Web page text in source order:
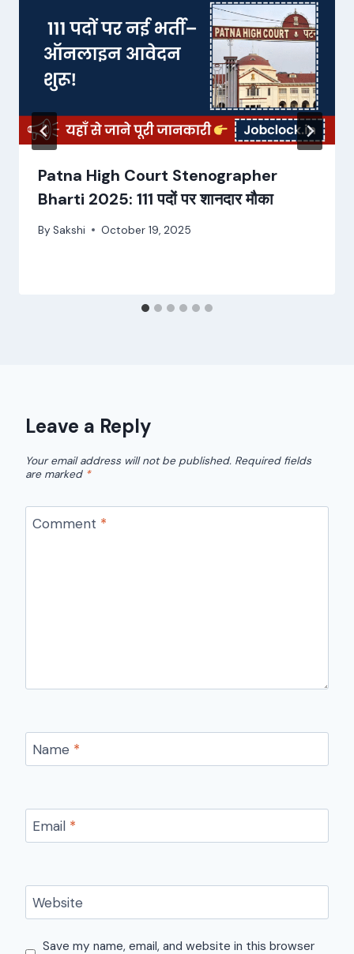
Patna High Court Stenographer
Bharti 2025: 111 पदों पर शानदार मौका
By Sakshi October 19, 2025
Leave a Reply
Your email address will not be published. Required fields
are marked *
Comment *
Name *
Email *
Website
Save my name, email, and website in this browser